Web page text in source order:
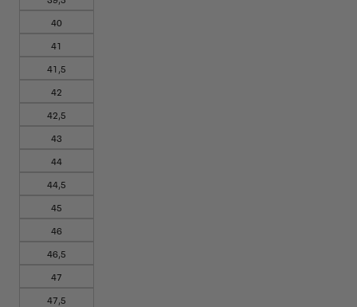
40
41
41,5
42
42,5
43
44
44,5
45
46
46,5
47
47,5